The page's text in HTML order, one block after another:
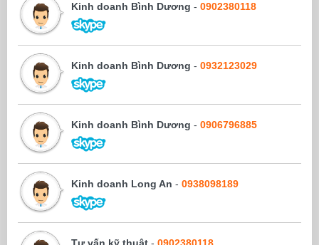
Kinh doanh Bình Dương - 0902380118
Kinh doanh Bình Dương - 0932123029
Kinh doanh Bình Dương - 0906796885
Kinh doanh Long An - 0938098189